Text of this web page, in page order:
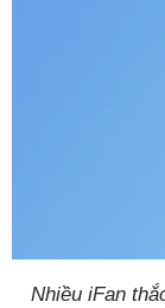
Nhiều iFan